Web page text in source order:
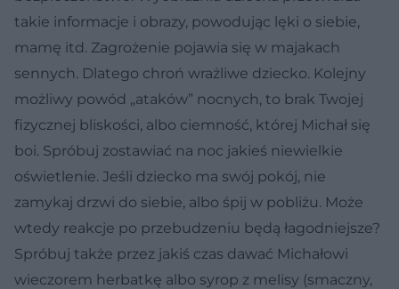
takie informacje i obrazy, powodując lęki o siebie,
mamę itd. Zagrożenie pojawia się w majakach
sennych. Dlatego chroń wrażliwe dziecko. Kolejny
możliwy powód „ataków” nocnych, to brak Twojej
fizycznej bliskości, albo ciemność, której Michał się
boi. Spróbuj zostawiać na noc jakieś niewielkie
oświetlenie. Jeśli dziecko ma swój pokój, nie
zamykaj drzwi do siebie, albo śpij w pobliżu. Może
wtedy reakcje po przebudzeniu będą łagodniejsze?
Spróbuj także przez jakiś czas dawać Michałowi
wieczorem herbatkę albo syrop z melisy (smaczny,